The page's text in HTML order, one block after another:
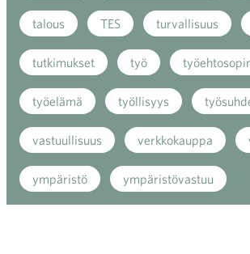
talous TES turvallisuus
tutkimukset työ
työelämä työllisyys
vastuullisuus verkkokauppa
ympäristö ympäristövastuu